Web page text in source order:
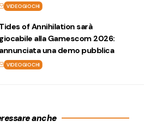
VIDEOGIOCHI
Tides of Annihilation sarà
giocabile alla Gamescom 2026:
annunciata una demo pubblica
VIDEOGIOCHI
anche